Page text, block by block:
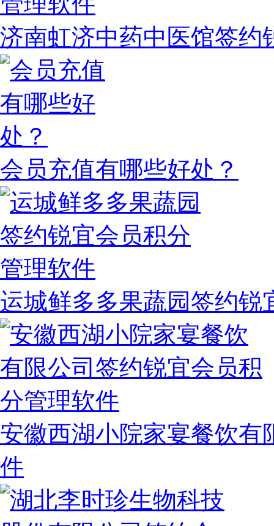
济南虹济中药中医馆签约
会员充值有哪些好处？
运城鲜多多果蔬园签约锐
安徽西湖小院家宴餐饮有
件